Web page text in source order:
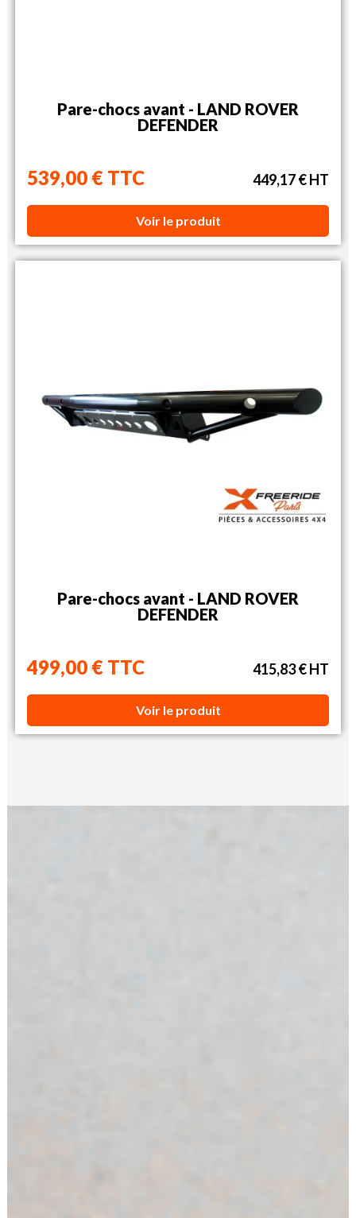
Pare-chocs avant - LAND ROVER
DEFENDER
539,00 € TTC 449,17 € HT
Voir le produit
Pare-chocs avant - LAND ROVER
DEFENDER
499,00 € TTC 415,83 € HT
Voir le produit